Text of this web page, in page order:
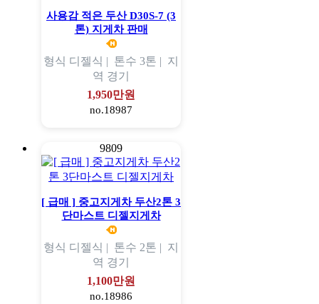
사용감 적은 두산 D30S-7 (3
톤) 지게차 판매
형식 디젤식 | 톤수 3톤 | 지
역 경기
1,950만원
no.18987
9809
[ 급매 ] 중고지게차 두산2톤 3
단마스트 디젤지게차
형식 디젤식 | 톤수 2톤 | 지
역 경기
1,100만원
no.18986